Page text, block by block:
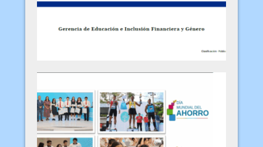
Honduras
Informe Día Mundial del
Ahorro 2025